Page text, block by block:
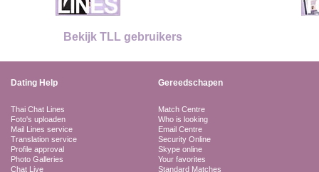
Bekijk TLL gebruikers
Dating Help Gereedschapen
Thai Chat Lines
Foto's uploaden
Mail Lines service
Translation service
Profile approval
Photo Galleries
Chat Live
Match Centre
Who is looking
Email Centre
Security Online
Skype online
Your favorites
Standard Matches